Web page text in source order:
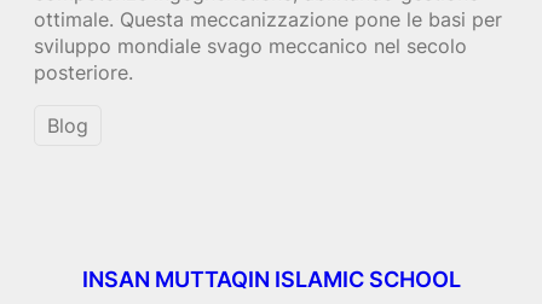
ottimale. Questa meccanizzazione pone le basi per
sviluppo mondiale svago meccanico nel secolo
posteriore.
Blog
INSAN MUTTAQIN ISLAMIC SCHOOL